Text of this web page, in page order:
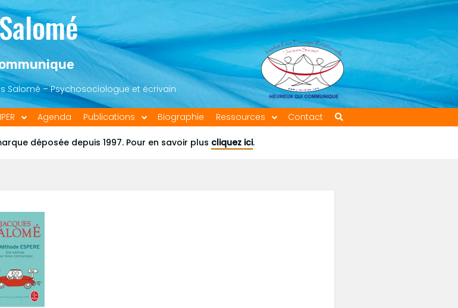
Salomé – Psychosociologue et écrivain
Agenda Publications Biographie Ressources Contact
déposée depuis 1997. Pour en savoir plus cliquez ici.